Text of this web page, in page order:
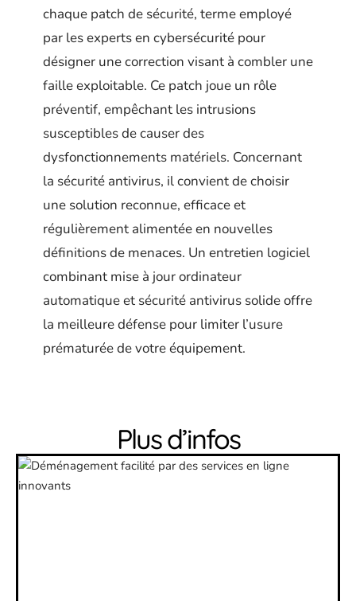
chaque patch de sécurité, terme employé
par les experts en cybersécurité pour
désigner une correction visant à combler une
faille exploitable. Ce patch joue un rôle
préventif, empêchant les intrusions
susceptibles de causer des
dysfonctionnements matériels. Concernant
la sécurité antivirus, il convient de choisir
une solution reconnue, efficace et
régulièrement alimentée en nouvelles
définitions de menaces. Un entretien logiciel
combinant mise à jour ordinateur
automatique et sécurité antivirus solide offre
la meilleure défense pour limiter l’usure
prématurée de votre équipement.
Plus d’infos